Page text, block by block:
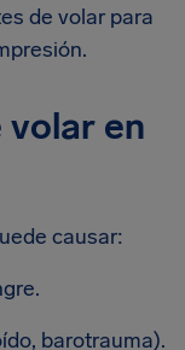
de volar para
volar en
causar:
barotrauma).